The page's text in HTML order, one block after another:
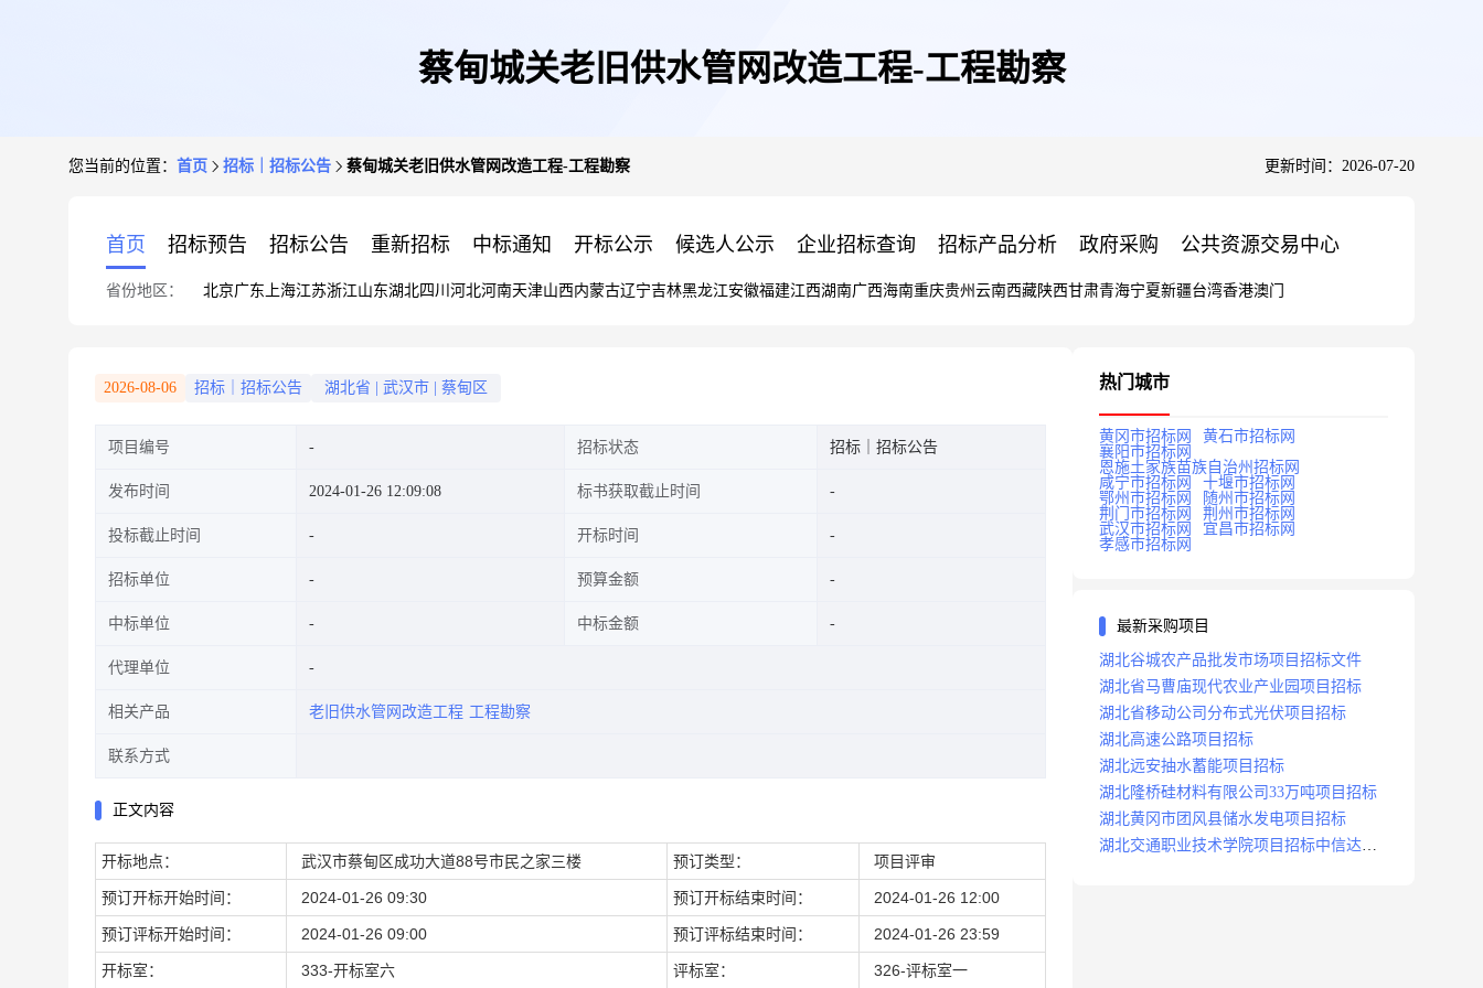
蔡甸城关老旧供水管网改造工程-工程勘察
您当前的位置： 首页 招标｜招标公告 蔡甸城关老旧供水管网改造工程-工程勘察 更新时间：2026-07-20
首页 招标预告 招标公告 重新招标 中标通知 开标公示 候选人公示 企业招标查询 招标产品分析 政府采购 公共资源交易中心
省份地区： 北京广东 上海江苏浙江山东湖北四川 河北河南天津山西内蒙古辽宁吉林黑龙江安徽福建江西湖南广西海南重庆贵州 云南西藏陕西甘肃青海宁夏新疆台湾香港澳门
2026-08-06 招标｜招标公告 湖北省 武汉市 蔡甸区
项目编号 招标状态 招标｜招标公告
发布时间 2024-01-26 12:09:08 标书获取截止时间
投标截止时间 开标时间
招标单位 预算金额
中标单位 中标金额
代理单位
相关产品 老旧供水管网改造工程 工程勘察
联系方式
正文内容
开标地点： 武汉市蔡甸区成功大道88号市民之家三楼 预订类型： 项目评审
预订开标开始时间： 2024-01-26 09:30 预订开标结束时间： 2024-01-26 12:00
预订评标开始时间： 2024-01-26 09:00 预订评标结束时间： 2024-01-26 23:59
开标室： 333-开标室六 评标室： 326-评标室一
热门城市
黄冈市招标网
黄石市招标网
襄阳市招标网
恩施土家族苗族自治州招标网
咸宁市招标网
十堰市招标网
鄂州市招标网
随州市招标网
荆门市招标网
荆州市招标网
武汉市招标网
宜昌市招标网
孝感市招标网
最新采购项目
湖北谷城农产品批发市场项目招标文件
湖北省马曹庙现代农业产业园项目招标
湖北省移动公司分布式光伏项目招标
湖北高速公路项目招标
湖北远安抽水蓄能项目招标
湖北隆桥硅材料有限公司33万吨项目招标
湖北黄冈市团风县储水发电项目招标
湖北交通职业技术学院项目招标中信达咨